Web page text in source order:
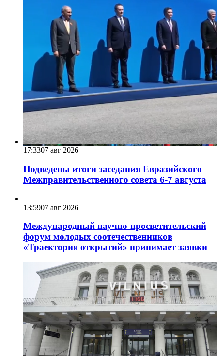
17:3307 авг 2026
Подведены итоги заседания Евразийского
Межправительственного совета 6-7 августа
13:5907 авг 2026
Международный научно-просветительский
форум молодых соотечественников
«Траектория открытий» принимает заявки